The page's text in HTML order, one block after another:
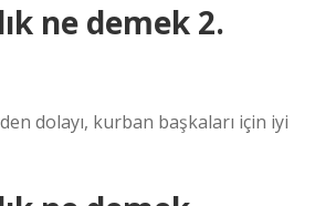
ne demek 2.
dolayı, kurban başkaları için iyi